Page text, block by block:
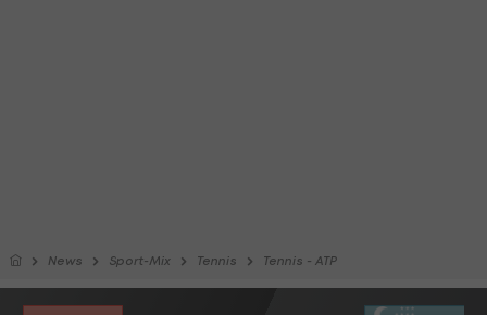
News Sport-Mix Tennis Tennis - ATP